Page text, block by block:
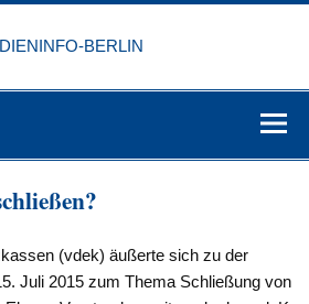
(vdek) äußerte sich zu der
Juli 2015 zum Thema Schließung von